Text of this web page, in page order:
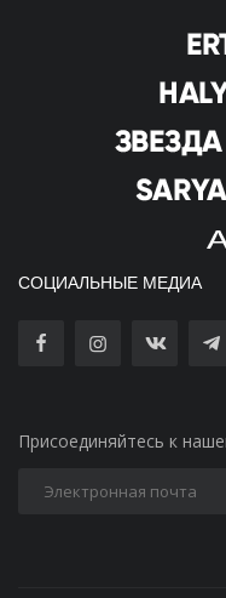
СОЦИАЛЬНЫЕ МЕДИА
Присоединяйтесь к